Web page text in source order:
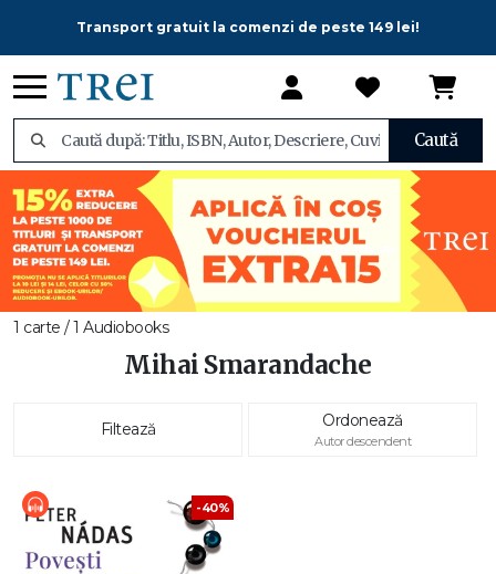
Transport gratuit la comenzi de peste 149 lei!
Caută
1 carte / 1 Audiobooks
Mihai Smarandache
Filtează Ordonează
Autor descendent
-40%